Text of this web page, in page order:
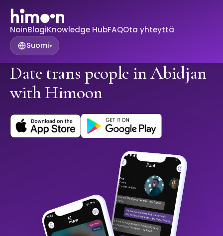
NoinBlogiKnowledge HubFAQOta yhteyttä
Suomi▾
Date trans people in Abidjan
with Himoon